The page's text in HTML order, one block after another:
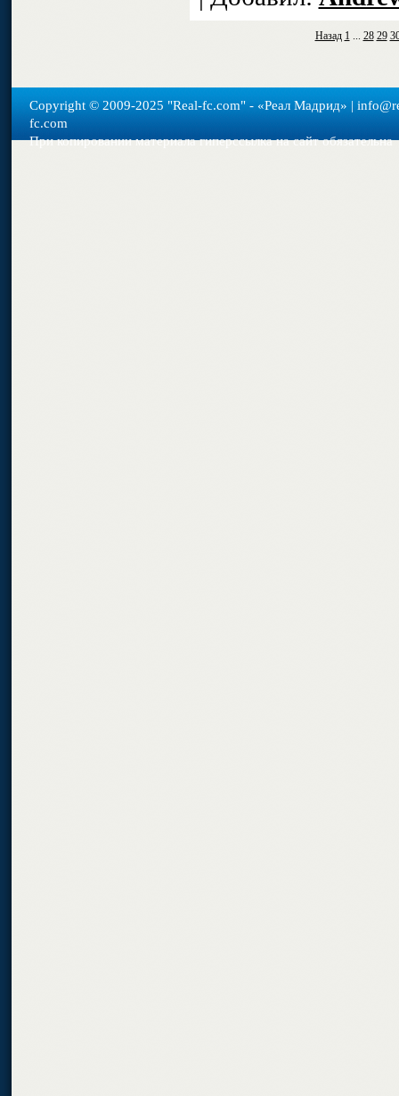
Назад 1 ... 28 29
Copyright © 2009-2025 "Real-fс.com" - «Реал Мадрид» |
fc.com
При копировании материала гиперссылка на сайт обязательна